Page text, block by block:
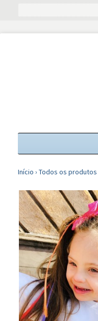
Início › Todos os produtos